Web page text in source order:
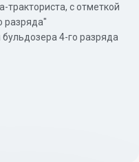
с отметкой
разряда"
4-го разряда